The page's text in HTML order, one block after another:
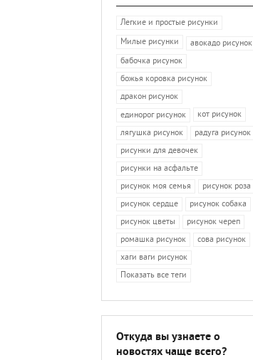
Легкие и простые рисунки
Милые рисунки
авокадо рисунок
бабочка рисунок
божья коровка рисунок
дракон рисунок
единорог рисунок
кот рисунок
лягушка рисунок
радуга рисунок
рисунки для девочек
рисунки на асфальте
рисунок моя семья
рисунок роза
рисунок сердце
рисунок собака
рисунок цветы
рисунок череп
ромашка рисунок
сова рисунок
хаги ваги рисунок
Показать все теги
Откуда вы узнаете о
новостях чаще всего?